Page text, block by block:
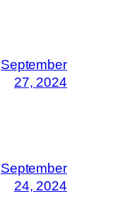
September
27, 2024
September
24, 2024